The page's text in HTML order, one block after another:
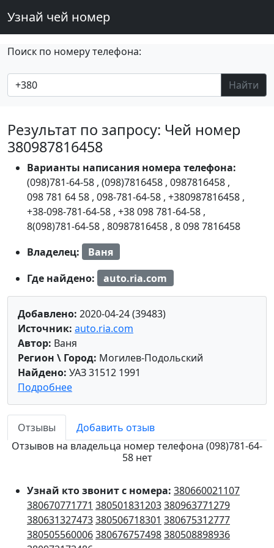
Узнай чей номер
Поиск по номеру телефона:
Найти
Результат по запросу: Чей номер
380987816458
Варианты написания номера телефона:
(098)781-64-58 , (098)7816458 , 0987816458 ,
098 781 64 58 , 098-781-64-58 , +380987816458 ,
+38-098-781-64-58 , +38 098 781-64-58 ,
8(098)781-64-58 , 80987816458 , 8 098 7816458
Владелец:
Ваня
Где найдено:
auto.ria.com
Добавлено: 2020-04-24 (39483)
Источник: auto.ria.com
Автор: Ваня
Регион \ Город: Могилев-Подольский
Найдено: УАЗ 31512 1991
Подробнее
Отзывы
Добавить отзыв
Отзывов на владельца номер телефона (098)781-64-
58 нет
Узнай кто звонит с номера: 380660021107
380670771771 380501831203380963771279
380631327473380506718301 380675312777
380505560006380676757498380508898936